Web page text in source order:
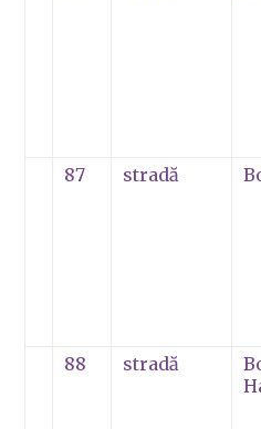
87 stradă
88 stradă